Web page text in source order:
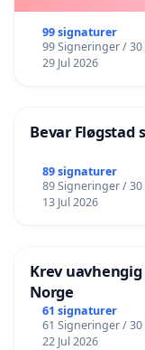
99 signaturer
99 Signeringer /
29 Jul 2026
Bevar Fløgstad
89 signaturer
89 Signeringer /
13 Jul 2026
Krev
Norge
61 signaturer
61 Signeringer /
22 Jul 2026